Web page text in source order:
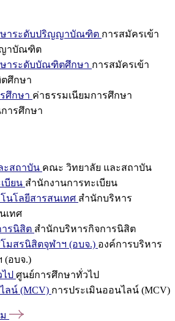
ษาระดับปริญญาบัณฑิต การสมัครเข้า
าบัณฑิต
ษาระดับบัณฑิตศึกษา การสมัครเข้า
ศึกษา
ศึกษา ค่าธรรมเนียมการศึกษา
ารศึกษา
ะสถาบัน คณะ วิทยาลัย และสถาบัน
บียน สำนักงานการทะเบียน
นโลยีสารสนเทศ สำนักบริหาร
เทศ
รนิสิต สำนักบริหารกิจการนิสิต
มสรนิสิตจุฬาฯ (อบจ.) องค์การบริหาร
(อบจ.)
ป ศูนย์การศึกษาทั่วไป
ลน์ (MCV) การประเมินออนไลน์ (MCV)